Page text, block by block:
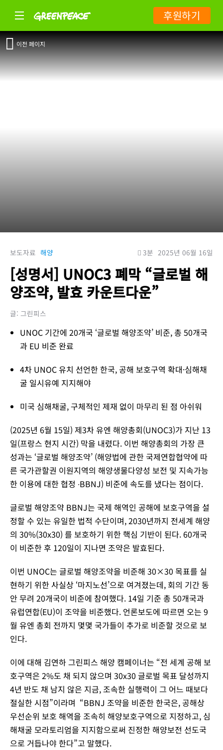
후원하기
이전 페이지
보도자료 해양 3분 2025년 06월 16일
[성명서] UNOC3 폐막 “글로벌 해
양조약, 발효 카운트다운”
글: 그린피스
UNOC 기간에 20개국 ‘글로벌 해양조약’ 비준, 총 50개국
과 EU 비준 완료
4차 UNOC 유치 선언한 한국, 공해 보호구역 확대·심해채
굴 일시유예 지지해야
미국 심해채굴, 구체적인 제재 없이 마무리 된 점 아쉬워
(2025년 6월 15일) 제3차 유엔 해양총회(UNOC3)가 지난 13
일(프랑스 현지 시간) 막을 내렸다. 이번 해양총회의 가장 큰
성과는 ‘글로벌 해양조약’ (해양법에 관한 국제연합협약에 따
른 국가관할권 이원지역의 해양생물다양성 보전 및 지속가능
한 이용에 대한 협정 ∙BBNJ) 비준에 속도를 냈다는 점이다.
글로벌 해양조약 BBNJ는 국제 해역인 공해에 보호구역을 설
정할 수 있는 유일한 법적 수단이며, 2030년까지 전세계 해양
의 30%(30x30) 를 보호하기 위한 핵심 기반이 된다. 60개국
이 비준한 후 120일이 지나면 조약은 발효된다.
이번 UNOC는 글로벌 해양조약을 비준해 30×30 목표를 실
현하기 위한 사실상 ‘마지노선’으로 여겨졌는데, 회의 기간 동
안 무려 20개국이 비준에 참여했다. 14일 기준 총 50개국과
유럽연합(EU)이 조약을 비준했다. 언론보도에 따르면 오는 9
월 유엔 총회 전까지 몇몇 국가들이 추가로 비준할 것으로 보
인다.
이에 대해 김연하 그린피스 해양 캠페이너는 “전 세계 공해 보
호구역은 2%도 채 되지 않으며 30x30 글로벌 목표 달성까지
4년 반도 채 남지 않은 지금, 조속한 실행력이 그 어느 때보다
절실한 시점”이라며 “BBNJ 조약을 비준한 한국은, 공해상
우선순위 보호 해역을 조속히 해양보호구역으로 지정하고, 심
해채굴 모라토리엄을 지지함으로써 진정한 해양보전 선도국
으로 거듭나야 한다”고 말했다.